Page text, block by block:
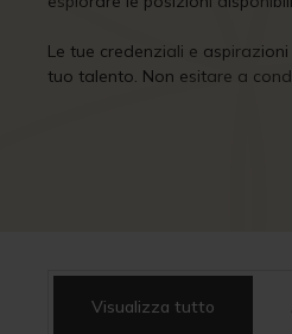
Le tue credenziali e
tuo talento. Non esitare a
Visualizza tutto